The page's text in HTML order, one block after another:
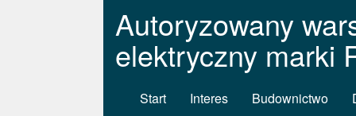
Autoryzowany
elektryczny marki
Start Interes Budownictwo